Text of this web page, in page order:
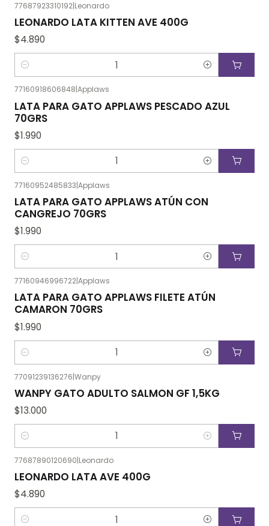
77687923310192|Leonardo
LEONARDO LATA KITTEN AVE 400G
$4.890
Cantidad
77160918606848 Applaws
LATA PARA GATO APPLAWS PESCADO AZUL
70GRS
$1.990
Cantidad
77160952485833|Applaws
LATA PARA GATO APPLAWS ATÚN CON
CANGREJO 70GRS
$1.990
Cantidad
77160946996722|Applaws
LATA PARA GATO APPLAWS FILETE ATÚN
CAMARON 70GRS
$1.990
Cantidad
77091239136276|Wanpy
WANPY GATO ADULTO SALMON GF 1,5KG
$13.000
Cantidad
77687890120690|Leonardo
LEONARDO LATA AVE 400G
$4.890